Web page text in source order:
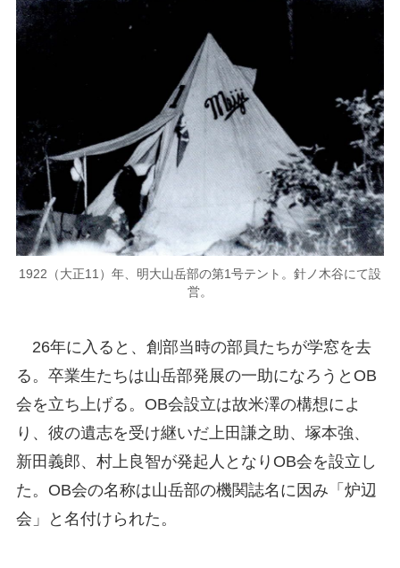
1922（大正11）年、明大山岳部の第1号テント。針ノ木谷にて設
営。
26年に入ると、創部当時の部員たちが学窓を去
る。卒業生たちは山岳部発展の一助になろうとOB
会を立ち上げる。OB会設立は故米澤の構想によ
り、彼の遺志を受け継いだ上田謙之助、塚本強、
新田義郎、村上良智が発起人となりOB会を設立し
た。OB会の名称は山岳部の機関誌名に因み「炉辺
会」と名付けられた。